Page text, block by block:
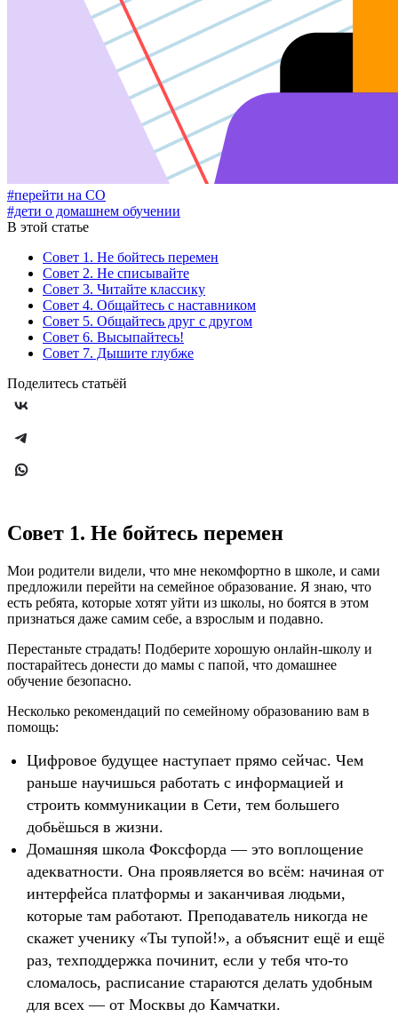
#перейти на СО
#дети о домашнем обучении
В этой статье
Совет 1. Не бойтесь перемен
Совет 2. Не списывайте
Совет 3. Читайте классику
Совет 4. Общайтесь с наставником
Совет 5. Общайтесь друг с другом
Совет 6. Высыпайтесь!
Совет 7. Дышите глубже
Поделитесь статьёй
Совет 1. Не бойтесь перемен
Мои родители видели, что мне некомфортно в школе, и сами
предложили перейти на семейное образование. Я знаю, что
есть ребята, которые хотят уйти из школы, но боятся в этом
признаться даже самим себе, а взрослым и подавно.
Перестаньте страдать! Подберите хорошую онлайн-школу и
постарайтесь донести до мамы с папой, что домашнее
обучение безопасно.
Несколько рекомендаций по семейному образованию вам в
помощь:
Цифровое будущее наступает прямо сейчас. Чем
раньше научишься работать с информацией и
строить коммуникации в Сети, тем большего
добьёшься в жизни.
Домашняя школа Фоксфорда — это воплощение
адекватности. Она проявляется во всём: начиная от
интерфейса платформы и заканчивая людьми,
которые там работают. Преподаватель никогда не
скажет ученику «Ты тупой!», а объяснит ещё и ещё
раз, техподдержка починит, если у тебя что-то
сломалось, расписание стараются делать удобным
для всех — от Москвы до Камчатки.